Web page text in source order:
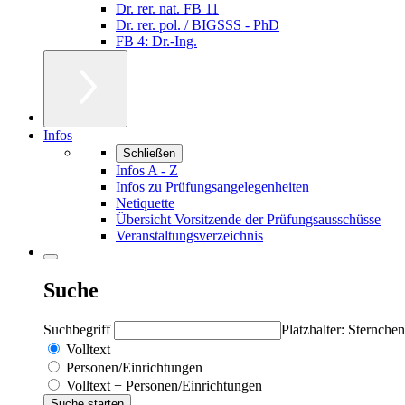
Dr. rer. nat. FB 11
Dr. rer. pol. / BIGSSS - PhD
FB 4: Dr.-Ing.
Infos
Schließen
Infos A - Z
Infos zu Prüfungsangelegenheiten
Netiquette
Übersicht Vorsitzende der Prüfungsausschüsse
Veranstaltungsverzeichnis
Suche
Suchbegriff
Platzhalter:
Volltext
Personen/Einrichtungen
Volltext + Personen/Einrichtungen